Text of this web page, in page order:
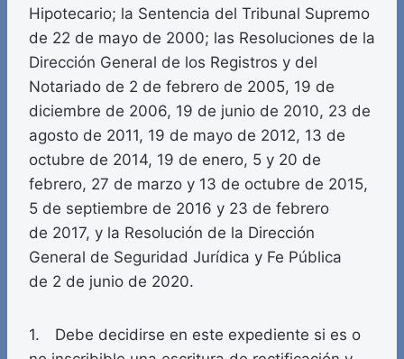
Hipotecario; la Sentencia del Tribunal Supremo
de 22 de mayo de 2000; las Resoluciones de la
Dirección General de los Registros y del
Notariado de 2 de febrero de 2005, 19 de
diciembre de 2006, 19 de junio de 2010, 23 de
agosto de 2011, 19 de mayo de 2012, 13 de
octubre de 2014, 19 de enero, 5 y 20 de
febrero, 27 de marzo y 13 de octubre de 2015,
5 de septiembre de 2016 y 23 de febrero
de 2017, y la Resolución de la Dirección
General de Seguridad Jurídica y Fe Pública
de 2 de junio de 2020.
1. Debe decidirse en este expediente si es o